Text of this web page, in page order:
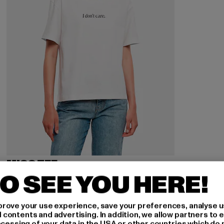
MISS TEE
I Don´t Care
16,99 EUR
Derzeitiger Preis: 16,99 EUR
19,99 EUR Aktionspreis: 19,99 EUR
SEE YOU HERE!
your use experience, save your preferences, analyse
and advertising. In addition, we allow partners to